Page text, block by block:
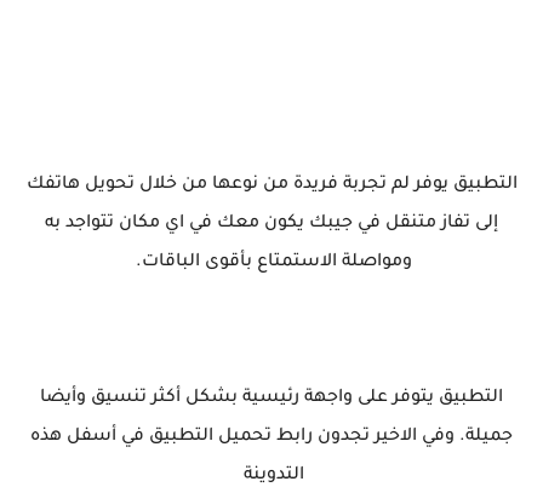
التطبيق يوفر لم تجربة فريدة من نوعها من خلال تحويل هاتفك
إلى تفاز متنقل في جيبك يكون معك في اي مكان تتواجد به
ومواصلة الاستمتاع بأقوى الباقات.
التطبيق يتوفر على واجهة رئيسية بشكل أكثر تنسيق وأيضا
جميلة. وفي الاخير تجدون رابط تحميل التطبيق في أسفل هذه
التدوينة